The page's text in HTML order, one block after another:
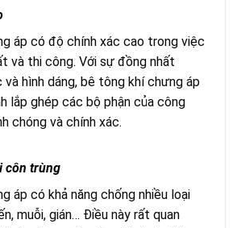
áp có độ chính xác cao trong việc
và thi công. Với sự đồng nhất
hình dáng, bê tông khí chưng áp
lắp ghép các bộ phận của công
chóng và chính xác.
côn trùng
áp có khả năng chống nhiều loại
muỗi, gián… Điều này rất quan